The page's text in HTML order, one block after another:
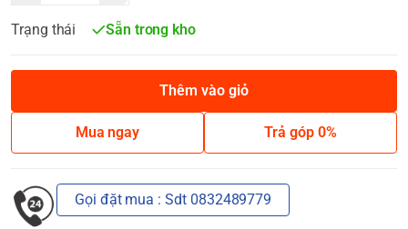
Trạng thái Sẵn trong kho
Thêm vào giỏ
Mua ngay Trả góp 0%
Gọi đặt mua : Sdt 0832489779